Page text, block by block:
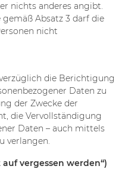
nichts anderes angibt.
Absatz 3 darf die
nicht
die Berichtigung
Daten zu
der Zwecke der
die Vervollständigung
Daten – auch mittels
verlangen.
vergessen werden“)